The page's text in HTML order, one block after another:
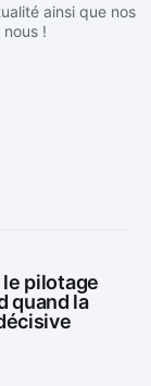
ainsi que nos
!
pilotage
quand la